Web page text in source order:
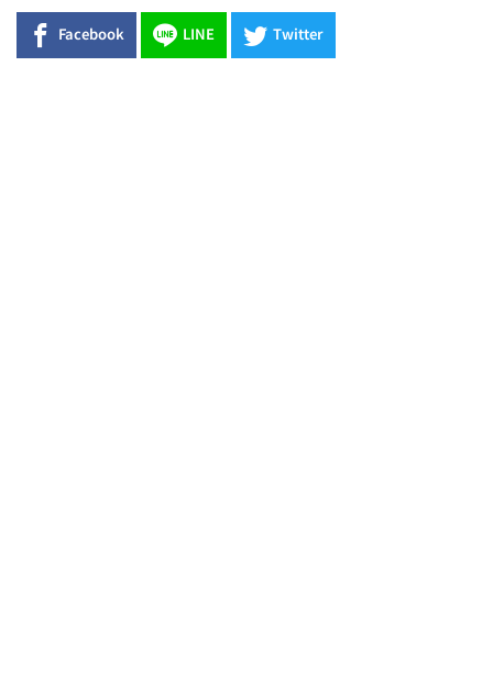
Facebook LINE Twitter